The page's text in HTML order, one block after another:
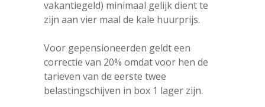
vakantiegeld) minimaal gelijk dient te
zijn aan vier maal de kale huurprijs.
Voor gepensioneerden geldt een
correctie van 20% omdat voor hen de
tarieven van de eerste twee
belastingschijven in box 1 lager zijn.